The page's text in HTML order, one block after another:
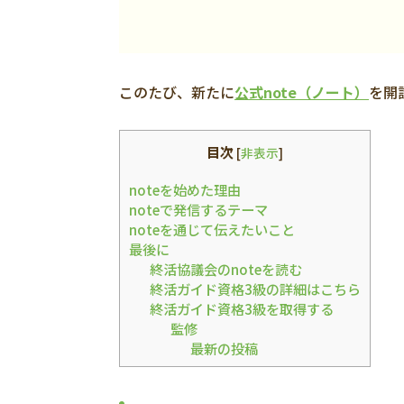
このたび、新たに公式note（ノート） を開
目次 [非表示]
noteを始めた理由
noteで発信するテーマ
noteを通じて伝えたいこと
最後に
終活協議会のnoteを読む
終活ガイド資格3級の詳細はこちら
終活ガイド資格3級を取得する
監修
最新の投稿